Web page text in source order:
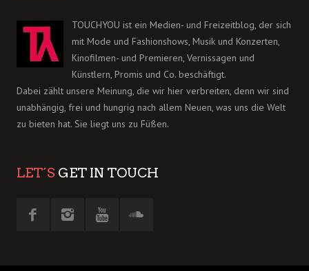
TOUCHYOU ist ein Medien- und Freizeitblog, der sich
mit Mode und Fashionshows, Musik und Konzerten,
Kinofilmen- und Premieren, Vernissagen und
Künstlern, Promis und Co. beschäftigt.
Dabei zählt unsere Meinung, die wir hier verbreiten, denn wir sind
unabhängig, frei und hungrig nach allem Neuen, was uns die Welt
zu bieten hat. Sie liegt uns zu Füßen.
LET´S GET IN TOUCH